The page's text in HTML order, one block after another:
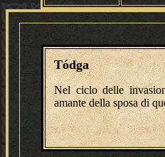
Tódga
Nel ciclo delle
amante della sposa di